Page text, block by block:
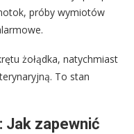
próby wymiotów
żołądka, natychmiast
To stan
Jak zapewnić